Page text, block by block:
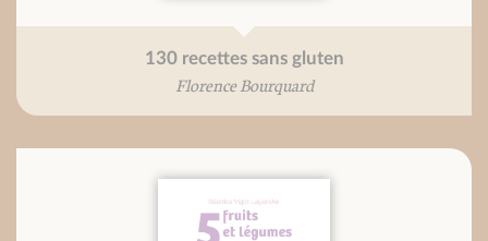
130 recettes sans gluten
Florence Bourquard